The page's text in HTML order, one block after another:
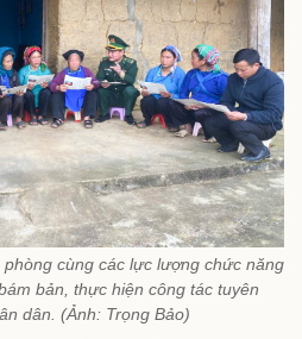
cùng các lực lượng chức năng
bản, thực hiện công tác tuyên
dân. (Ảnh: Trọng Bảo)